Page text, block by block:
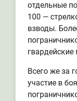
отдельные
100 —
взводы.
Всего же за
участие в